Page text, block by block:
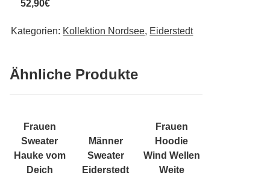
52,90€
Kategorien: Kollektion Nordsee, Eiderstedt
Ähnliche Produkte
Frauen
Sweater
Hauke vom
Deich
Männer
Sweater
Eiderstedt
Frauen
Hoodie
Wind Wellen
Weite